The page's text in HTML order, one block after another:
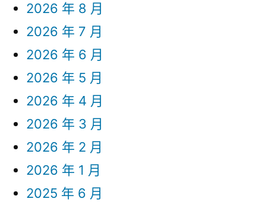
2026 年 8 月
2026 年 7 月
2026 年 6 月
2026 年 5 月
2026 年 4 月
2026 年 3 月
2026 年 2 月
2026 年 1 月
2025 年 6 月